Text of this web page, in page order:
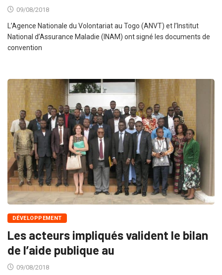
09/08/2018
L’Agence Nationale du Volontariat au Togo (ANVT) et l’Institut
National d’Assurance Maladie (INAM) ont signé les documents de
convention
DÉVELOPPEMENT
Les acteurs impliqués valident le bilan
de l’aide publique au
09/08/2018